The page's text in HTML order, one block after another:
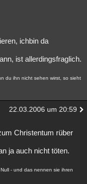
ichbin da
ist allerdingsfraglich.
du ihn nicht sehen wirst, so sieht
22.03.2006 um 20:59
Christentum rüber
ja auch nicht töten.
- und das nennen sie ihren